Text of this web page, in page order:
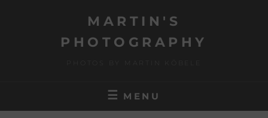
MARTIN'S
PHOTOGRAPHY
MENU